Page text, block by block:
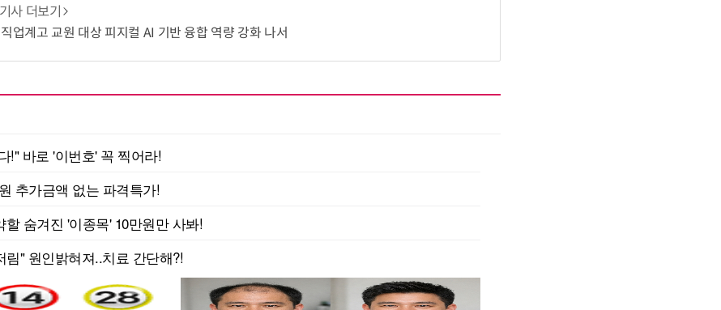
기사 더보기
업계고 교원 대상 피지컬 AI 기반 융합 역량 강화 나서